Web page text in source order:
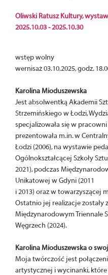
Oliwski Ratusz Kultury,
2025.10.03 - 2025.10.30
wstęp wolny
wernisaż 03.10.2025, godz.
Karolina Mioduszewska
Jest absolwentką Akademii
Strzemińskiego w Łodzi,
specjalizowała się w
prezentowała m.in. w
Łodzi (2006), na wystawie
Ogólnokształcącej Szkoły
2021), podczas
Unikatowej w Gdyni (2011
i 2013) oraz w towarzyszącej
Ostatnio jej realizacje zostały
Międzynarodowym Triennale
Węgrzech (2024).
Karolina Mioduszewska o
Moja twórczość jest
artystycznej i wycinanki, które